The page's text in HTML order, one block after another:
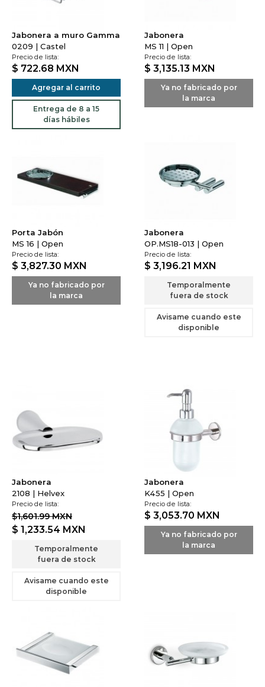
Jabonera a muro Gamma
0209 | Castel
Precio de lista:
$ 722.68 MXN
Agregar al carrito
Entrega de 8 a 15
días hábiles
Jabonera
MS 11 | Open
Precio de lista:
$ 3,135.13 MXN
Ya no fabricado por
la marca
Porta Jabón
MS 16 | Open
Precio de lista:
$ 3,827.30 MXN
Ya no fabricado por
la marca
Jabonera
OP.MS18-013 | Open
Precio de lista:
$ 3,196.21 MXN
Temporalmente
fuera de stock
Avisame cuando este
disponible
Jabonera
2108 | Helvex
Precio de lista:
$1,601.99 MXN
$ 1,233.54 MXN
Temporalmente
fuera de stock
Avisame cuando este
disponible
Jabonera
K455 | Open
Precio de lista:
$ 3,053.70 MXN
Ya no fabricado por
la marca